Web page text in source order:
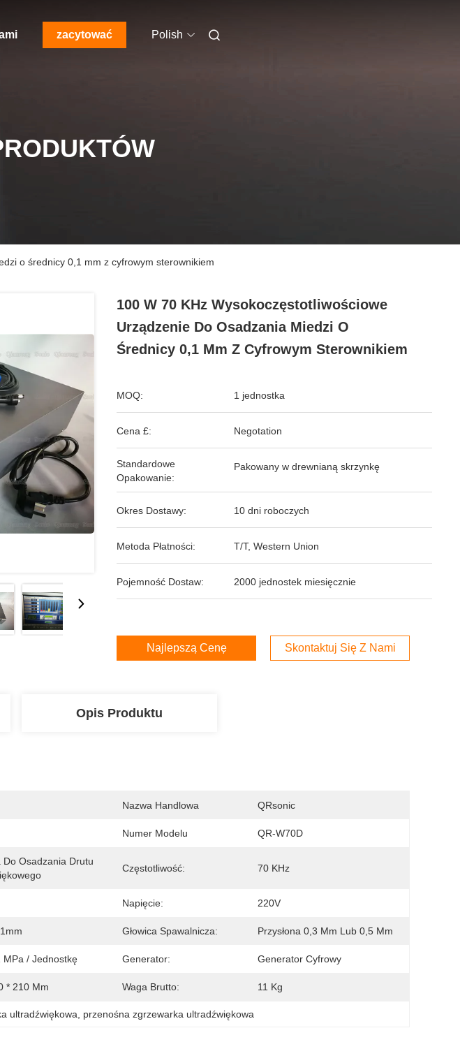
zacytować Polish
o średnicy 0,1 mm z cyfrowym sterownikiem
100 W 70 KHz Wysokoczęstotliwościowe
Urządzenie Do Osadzania Miedzi O
Średnicy 0,1 Mm Z Cyfrowym Sterownikiem
MOQ: 1 jednostka
Cena £: Negotation
Standardowe
Opakowanie:
Pakowany w drewnianą skrzynkę
Okres Dostawy: 10 dni roboczych
Metoda Płatności: T/T, Western Union
Pojemność Dostaw: 2000 jednostek miesięcznie
Najlepszą Cenę Skontaktuj Się Z Nami
Opis Produktu
Nazwa Handlowa QRsonic
Numer Modelu QR-W70D
Do Osadzania Drutu
Częstotliwość: 70 KHz
Napięcie: 220V
Głowica Spawalnicza: Przysłona 0,3 Mm Lub 0,5 Mm
MPa / Jednostkę Generator: Generator Cyfrowy
* 210 Mm Waga Brutto: 11 Kg
ultradźwiękowa przenośna zgrzewarka ultradźwiękowa